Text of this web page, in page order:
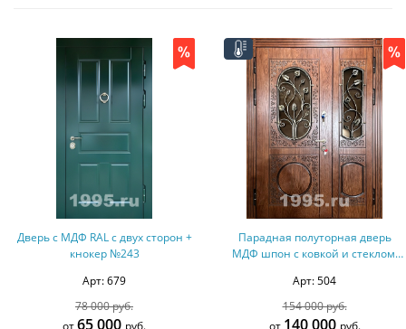
+
Парадная полуторная дверь
МДФ шпон с ковкой и стеклом,
Арт: 504
154 000 руб.
от140 000
Дверь с МДФ с двух
Арт: 110
36 000 руб.
от32 000